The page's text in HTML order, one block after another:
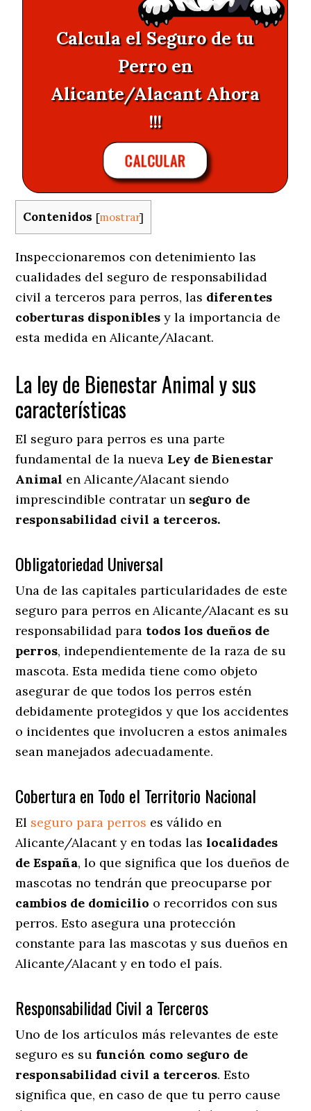
Calcula el Seguro de tu
Perro en
Alicante/Alacant Ahora
!!!
CALCULAR
Contenidos [mostrar]
Inspeccionaremos con detenimiento las
cualidades del seguro de responsabilidad
civil a terceros para perros, las diferentes
coberturas disponibles y la importancia de
esta medida en Alicante/Alacant.
La ley de Bienestar Animal y sus
características
El seguro para perros es una parte
fundamental de la nueva Ley de Bienestar
Animal en Alicante/Alacant siendo
imprescindible contratar un seguro de
responsabilidad civil a terceros.
Obligatoriedad Universal
Una de las capitales particularidades de este
seguro para perros en Alicante/Alacant es su
responsabilidad para todos los dueños de
perros, independientemente de la raza de su
mascota. Esta medida tiene como objeto
asegurar de que todos los perros estén
debidamente protegidos y que los accidentes
o incidentes que involucren a estos animales
sean manejados adecuadamente.
Cobertura en Todo el Territorio Nacional
El seguro para perros es válido en
Alicante/Alacant y en todas laslocalidades
de España, lo que significa que los dueños de
mascotas no tendrán que preocuparse por
cambios de domicilio o recorridos con sus
perros. Esto asegura una protección
constante para las mascotas y sus dueños en
Alicante/Alacant y en todo el país.
Responsabilidad Civil a Terceros
Uno de los artículos más relevantes de este
seguro es su función como seguro de
responsabilidad civil a terceros. Esto
significa que, en caso de que tu perro cause